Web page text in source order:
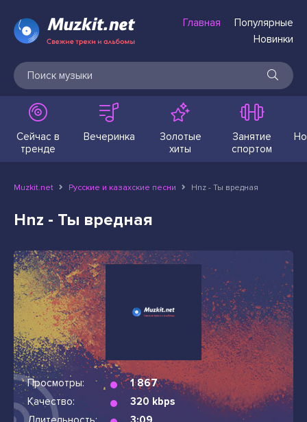
Главная
Популярные
Новинки
Сейчас в
тренде
Вечеринка
Золотые
хиты
Занятие
спортом
Muzkit.net Русские и казахские песни Hnz - Ты вредная
Hnz - Ты вредная
Просмотры:
1 867
Качество:
320 kbps